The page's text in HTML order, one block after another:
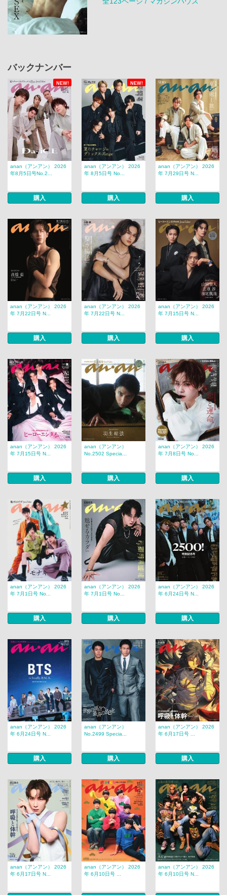
バックナンバー
NEW! NEW!
anan（アンアン） 2026
年8月5日号No.2...
購入
anan（アンアン） 2026
年 8月5日号 No...
購入
anan（アンアン） 2026
年 7月29日号 N...
購入
anan（アンアン） 2026
年 7月22日号 N...
購入
anan（アンアン） 2026
年 7月22日号 N...
購入
anan（アンアン） 2026
年 7月15日号 N...
購入
anan（アンアン） 2026
年 7月15日号 N...
購入
anan（アンアン）
No.2502 Specia...
購入
anan（アンアン） 2026
年 7月8日号 No...
購入
anan（アンアン） 2026
年 7月1日号 No...
購入
anan（アンアン） 2026
年 7月1日号 No...
購入
anan（アンアン） 2026
年 6月24日号 N...
購入
anan（アンアン） 2026
年 6月24日号 N...
購入
anan（アンアン）
No.2499 Specia...
購入
anan（アンアン） 2026
年 6月17日号 ...
購入
anan（アンアン） 2026
年 6月17日号 N...
anan（アンアン） 2026
年 6月10日号 ...
anan（アンアン） 2026
年 6月10日号 N...